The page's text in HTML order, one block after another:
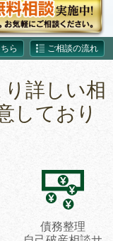
ら ご相談の流れ
詳しい相
しており
債務整理